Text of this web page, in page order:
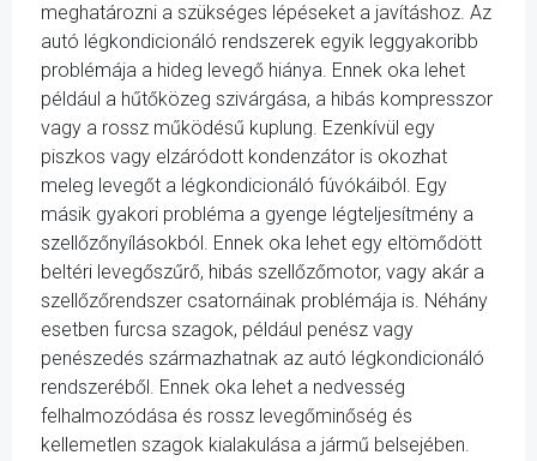
meghatározni a szükséges lépéseket a javításhoz. Az
autó légkondicionáló rendszerek egyik leggyakoribb
problémája a hideg levegő hiánya. Ennek oka lehet
például a hűtőközeg szivárgása, a hibás kompresszor
vagy a rossz működésű kuplung. Ezenkívül egy
piszkos vagy elzáródott kondenzátor is okozhat
meleg levegőt a légkondicionáló fúvókáiból. Egy
másik gyakori probléma a gyenge légteljesítmény a
szellőzőnyílásokból. Ennek oka lehet egy eltömődött
beltéri levegőszűrő, hibás szellőzőmotor, vagy akár a
szellőzőrendszer csatornáinak problémája is. Néhány
esetben furcsa szagok, például penész vagy
penészedés származhatnak az autó légkondicionáló
rendszeréből. Ennek oka lehet a nedvesség
felhalmozódása és rossz levegőminőség és
kellemetlen szagok kialakulása a jármű belsejében.